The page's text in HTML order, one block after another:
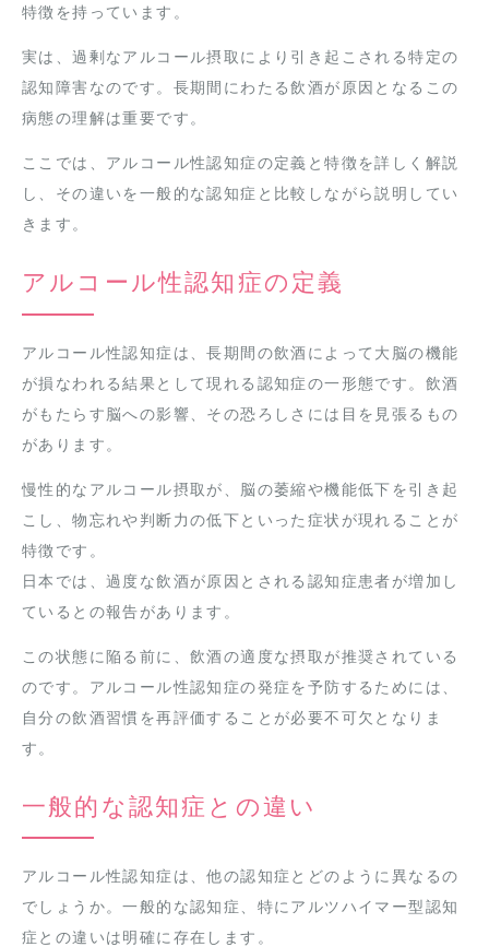
特徴を持っています。
実は、過剰なアルコール摂取により引き起こされる特定の
認知障害なのです。長期間にわたる飲酒が原因となるこの
病態の理解は重要です。
ここでは、アルコール性認知症の定義と特徴を詳しく解説
し、その違いを一般的な認知症と比較しながら説明してい
きます。
アルコール性認知症の定義
アルコール性認知症は、長期間の飲酒によって大脳の機能
が損なわれる結果として現れる認知症の一形態です。飲酒
がもたらす脳への影響、その恐ろしさには目を見張るもの
があります。
慢性的なアルコール摂取が、脳の萎縮や機能低下を引き起
こし、物忘れや判断力の低下といった症状が現れることが
特徴です。
日本では、過度な飲酒が原因とされる認知症患者が増加し
ているとの報告があります。
この状態に陥る前に、飲酒の適度な摂取が推奨されている
のです。アルコール性認知症の発症を予防するためには、
自分の飲酒習慣を再評価することが必要不可欠となりま
す。
一般的な認知症との違い
アルコール性認知症は、他の認知症とどのように異なるの
でしょうか。一般的な認知症、特にアルツハイマー型認知
症との違いは明確に存在します。